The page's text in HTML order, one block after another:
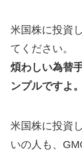
米国株に投資
てください。
煩わしい為替
ンプルですよ。
米国株に投資
いの人も、